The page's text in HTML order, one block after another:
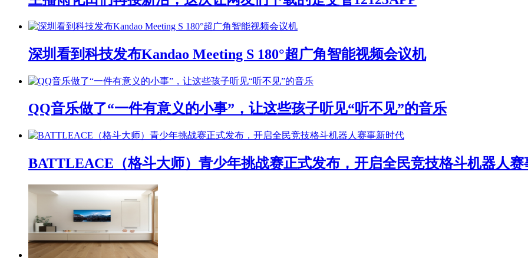
深圳看到科技发布Kandao Meeting S 180°超广角智能视频会议机
QQ音乐做了“一件有意义的小事”，让这些孩子听见“听不见”的音乐
BATTLEACE（格斗大师）青少年挑战赛正式发布，开启全民竞技格斗机器人赛